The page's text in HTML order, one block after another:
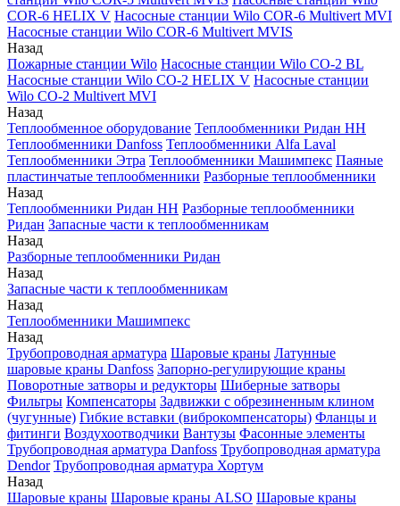
COR-6 HELIX V Насосные станции Wilo COR-6 Multivert MVI
Насосные станции Wilo COR-6 Multivert MVIS
Назад
Пожарные станции Wilo Насосные станции Wilo CO-2 BL
Насосные станции Wilo CO-2 HELIX V Насосные станции
Wilo CO-2 Multivert MVI
Назад
Теплообменное оборудование Теплообменники Ридан НН
Теплообменники Danfoss Теплообменники Alfa Laval
Теплообменники Этра Теплообменники Машимпекс Паяные
пластинчатые теплообменники Разборные теплообменники
Назад
Теплообменники Ридан НН Разборные теплообменники
Ридан Запасные части к теплообменникам
Назад
Разборные теплообменники Ридан
Назад
Запасные части к теплообменникам
Назад
Теплообменники Машимпекс
Назад
Трубопроводная арматура Шаровые краны Латунные
шаровые краны Danfoss Запорно-регулирующие краны
Поворотные затворы и редукторы Шиберные затворы
Фильтры Компенсаторы Задвижки с обрезиненным клином
(чугунные) Гибкие вставки (виброкомпенсаторы) Фланцы и
фитинги Воздухоотводчики Вантузы Фасонные элементы
Трубопроводная арматура Danfoss Трубопроводная арматура
Dendor Трубопроводная арматура Хортум
Назад
Шаровые краны Шаровые краны ALSO Шаровые краны